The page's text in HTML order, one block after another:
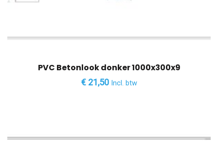
PVC Betonlook donker 1000x300x9
€21,50 Incl. btw